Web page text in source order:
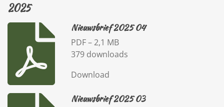
2025
Nieuwsbrief 2025 04
PDF – 2,1 MB
379 downloads
Download
Nieuwsbrief 2025 03